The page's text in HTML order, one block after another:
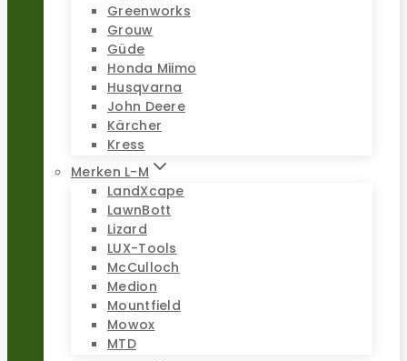
Greenworks
Grouw
Güde
Honda Miimo
Husqvarna
John Deere
Kärcher
Kress
Merken L-M
LandXcape
LawnBott
Lizard
LUX-Tools
McCulloch
Medion
Mountfield
Mowox
MTD